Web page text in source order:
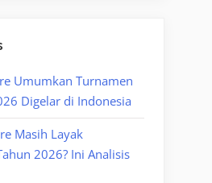
Umumkan Turnamen
Digelar di Indonesia
Masih Layak
2026? Ini Analisis